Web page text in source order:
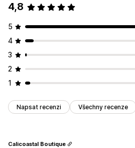
4,8
5
4
3
2
1
Napsat recenzi Všechny recenze
Calicoastal Boutique